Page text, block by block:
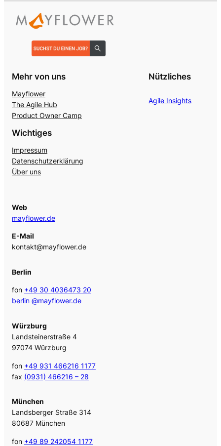
Mehr von uns
Mayflower
The Agile Hub
Product Owner Camp
Nützliches
Agile Insights
Wichtiges
Impressum
Datenschutzerklärung
Über uns
Web
mayflower.de
E-Mail
kontakt@mayflower.de
Berlin
fon +49 30 4036473 20
berlin @mayflower.de
Würzburg
Landsteinerstraße 4
97074 Würzburg
fon +49 931 466216 1177
fax (0931) 466216 – 28
München
Landsberger Straße 314
80687 München
fon +49 89 242054 1177